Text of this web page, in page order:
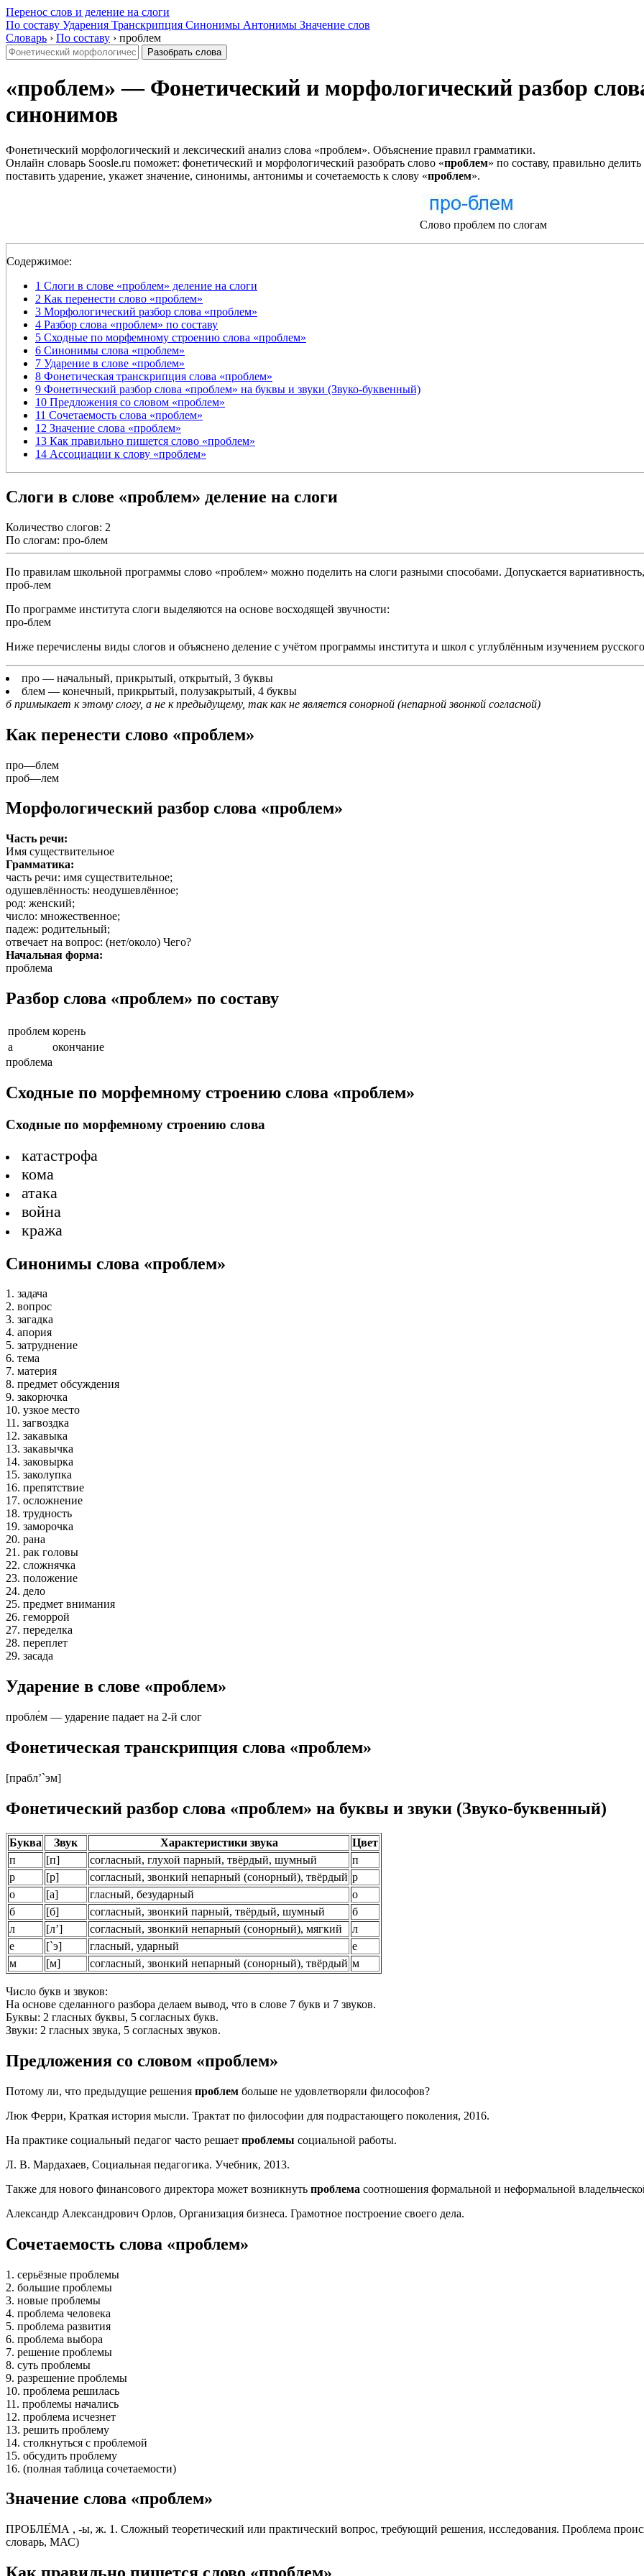
Перенос слов и деление на слоги
По составу Ударения Транскрипция Синонимы Антонимы Значение слов
Словарь › По составу › проблем
Разобрать слова
«проблем» — Фонетический и морфологический разбор
синонимов
Фонетический морфологический и лексический анализ слова «проблем». Объяснение правил грамматики.
Онлайн словарь Soosle.ru поможет: фонетический и морфологический разобрать слово «проблем» по составу, правильно
поставить ударение, укажет значение, синонимы, антонимы и сочетаемость к слову «проблем».
Слово проблем по слогам
Содержимое:
1 Слоги в слове «проблем» деление на слоги
2 Как перенести слово «проблем»
3 Морфологический разбор слова «проблем»
4 Разбор слова «проблем» по составу
5 Сходные по морфемному строению слова «проблем»
6 Синонимы слова «проблем»
7 Ударение в слове «проблем»
8 Фонетическая транскрипция слова «проблем»
9 Фонетический разбор слова «проблем» на буквы и звуки (Звуко-буквенный)
10 Предложения со словом «проблем»
11 Сочетаемость слова «проблем»
12 Значение слова «проблем»
13 Как правильно пишется слово «проблем»
14 Ассоциации к слову «проблем»
Слоги в слове «проблем» деление на слоги
Количество слогов: 2
По слогам: про-блем
По правилам школьной программы слово «проблем» можно поделить на слоги разными способами. Допускается
проб-лем
По программе института слоги выделяются на основе восходящей звучности:
про-блем
Ниже перечислены виды слогов и объяснено деление с учётом программы института и школ с углублённым изучением
про — начальный, прикрытый, открытый, 3 буквы
блем — конечный, прикрытый, полузакрытый, 4 буквы
б примыкает к этому слогу, а не к предыдущему, так как не является сонорной (непарной звонкой согласной)
Как перенести слово «проблем»
про—блем
проб—лем
Морфологический разбор слова «проблем»
Часть речи:
Имя существительное
Грамматика:
часть речи: имя существительное;
одушевлённость: неодушевлённое;
род: женский;
число: множественное;
падеж: родительный;
отвечает на вопрос: (нет/около) Чего?
Начальная форма:
проблема
Разбор слова «проблем» по составу
проблем корень
а
окончание
проблема
Сходные по морфемному строению слова «проблем»
Сходные по морфемному строению слова
катастрофа
кома
атака
война
кража
Синонимы слова «проблем»
1. задача
2. вопрос
3. загадка
4. апория
5. затруднение
6. тема
7. материя
8. предмет обсуждения
9. закорючка
10. узкое место
11. загвоздка
12. закавыка
13. закавычка
14. заковырка
15. заколупка
16. препятствие
17. осложнение
18. трудность
19. заморочка
20. рана
21. рак головы
22. сложнячка
23. положение
24. дело
25. предмет внимания
26. геморрой
27. переделка
28. переплет
29. засада
Ударение в слове «проблем»
пробле́м — ударение падает на 2-й слог
Фонетическая транскрипция слова «проблем»
[прабл’`эм]
Фонетический разбор слова «проблем» на буквы и звуки (Звуко-буквенный)
Буква Звук Характеристики звука
Цвет
п
[п] согласный, глухой парный, твёрдый, шумный
п
р
[р] согласный, звонкий непарный (сонорный), твёрдый р
о
[а] гласный, безударный
о
б
[б] согласный, звонкий парный, твёрдый, шумный
б
л
[л’] согласный, звонкий непарный (сонорный), мягкий
л
е
[`э] гласный, ударный
е
м
[м] согласный, звонкий непарный (сонорный), твёрдый м
Число букв и звуков:
На основе сделанного разбора делаем вывод, что в слове 7 букв и 7 звуков.
Буквы: 2 гласных буквы, 5 согласных букв.
Звуки: 2 гласных звука, 5 согласных звуков.
Предложения со словом «проблем»
Потому ли, что предыдущие решения проблем больше не удовлетворяли философов?
Люк Ферри, Краткая история мысли. Трактат по философии для подрастающего поколения, 2016.
На практике социальный педагог часто решает проблемы социальной работы.
Л. В. Мардахаев, Социальная педагогика. Учебник, 2013.
Также для нового финансового директора может возникнуть проблема соотношения формальной и неформальной
Александр Александрович Орлов, Организация бизнеса. Грамотное построение своего дела.
Сочетаемость слова «проблем»
1. серьёзные проблемы
2. большие проблемы
3. новые проблемы
4. проблема человека
5. проблема развития
6. проблема выбора
7. решение проблемы
8. суть проблемы
9. разрешение проблемы
10. проблема решилась
11. проблемы начались
12. проблема исчезнет
13. решить проблему
14. столкнуться с проблемой
15. обсудить проблему
16. (полная таблица сочетаемости)
Значение слова «проблем»
ПРОБЛЕ́МА , -ы, ж. 1. Сложный теоретический или практический вопрос, требующий решения, исследования. Проблема
словарь, МАС)